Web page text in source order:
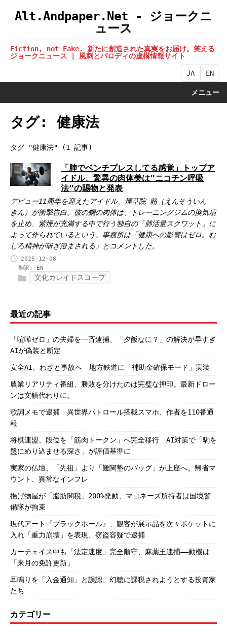
Alt.Andpaper.Net - ジョークニ
ュース
Fiction, not Fake. 新たに創造された真実をお届け。笑える
ジョークニュース | 風刺とパロディの虚構情報サイト
JA EN
メニュー
タグ: 健康法
タグ "健康法" (1 記事)
「肺でベンチプレスしてる感覚」トップア
イドル、驚異の肉体美は”ニコチン呼吸
法”の賜物と発表
デビュー11周年を迎えたアイドル、煙草院 筋（えんそういん
きん）が衝撃告白。彼の鋼の肉体は、トレーニングジムの換気扇
を止め、紫煙が充満する中で行う独自の「肺活量スクワット」に
よって作られているという。事務所は「健康への影響はゼロ。む
しろ精神が研ぎ澄まされる」とコメントした。
2025-12-08
翻訳: EN
文化カレイドスコープ
最近の記事
「喧嘩ゼロ」の夫婦を一斉逮捕、「夕飯なに？」の解決が早すぎ
AIが偽装と断定
安全AI、わざと事故へ 地方鉄道に「補助金確保モード」実装
農業リアリティ番組、勝敗を分けたのは完璧な押印。最新ドロー
ンは文鎮代わりに。
歌詞メモで逮捕 異世界パトロール搭載スマホ、作者を110番通
報
将棋連盟、段位を「筋肉トークン」へ完全移行 AI対策で「駒を
盤にめり込ませる深さ」が評価基準に
実家の仏壇、「先祖」より「難関塾のバッグ」が上座へ。帰省マ
ウント、異常なインフレ
揚げ物屋が「脂肪関税」200%発動、マヨネーズ所持者は国境警
備隊が拘束
現代アート『ブラックホール』、観客が展示品を次々ポケットに
入れ「重力崩壊」を表現、窃盗容疑で逮捕
カーチェイス中も「法定速度」完全順守、麻薬王逮捕――動機は
「来月の免許更新」
耳鳴りを「入金通知」と誤認、幻聴に課税されようとする投資家
たち
カテゴリー